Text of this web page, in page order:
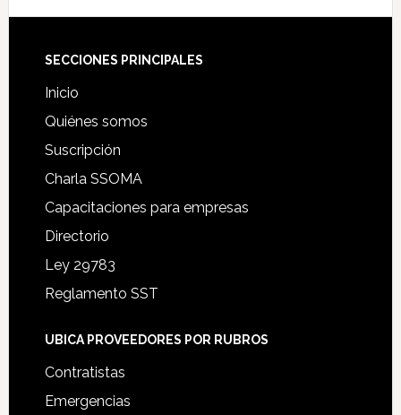
Footer
SECCIONES PRINCIPALES
Inicio
Quiénes somos
Suscripción
Charla SSOMA
Capacitaciones para empresas
Directorio
Ley 29783
Reglamento SST
UBICA PROVEEDORES POR RUBROS
Contratistas
Emergencias